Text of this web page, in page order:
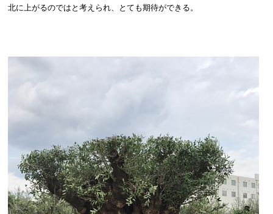
北に上がるのではと考えられ、とても期待ができる。